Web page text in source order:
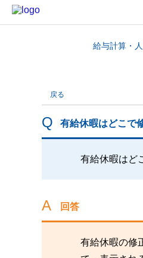
カテゴリから探す
給与計算・
戻る
有給休暇はどこで
有給休暇はど
回答
有給休暇の修